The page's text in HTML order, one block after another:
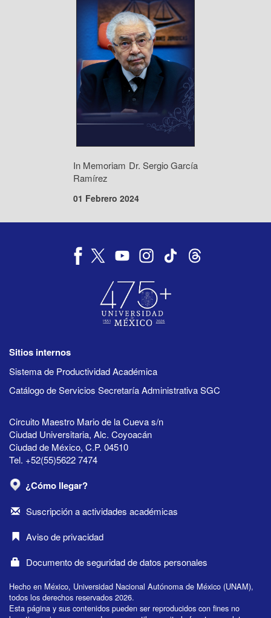
In Memoriam Dr. Sergio García
Ramírez
01 Febrero 2024
Sitios internos
Sistema de Productividad Académica
Catálogo de Servicios Secretaría Administrativa SGC
Circuito Maestro Mario de la Cueva s/n
Ciudad Universitaria, Alc. Coyoacán
Ciudad de México, C.P. 04510
Tel. +52(55)5622 7474
¿Cómo llegar?
Suscripción a actividades académicas
Aviso de privacidad
Documento de seguridad de datos personales
Hecho en México, Universidad Nacional Autónoma de México (UNAM),
todos los derechos reservados 2026.
Esta página y sus contenidos pueden ser reproducidos con fines no